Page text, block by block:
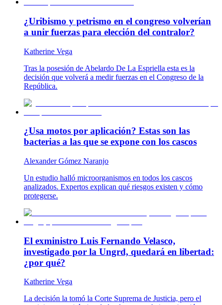
¿Uribismo y petrismo en el congreso volverían
a unir fuerzas para elección del contralor?
Katherine Vega
Tras la posesión de Abelardo De La Espriella esta es la
decisión que volverá a medir fuerzas en el Congreso de la
República.
¿Usa motos por aplicación? Estas son las
bacterias a las que se expone con los cascos
Alexander Gómez Naranjo
Un estudio halló microorganismos en todos los cascos
analizados. Expertos explican qué riesgos existen y cómo
protegerse.
El exministro Luis Fernando Velasco,
investigado por la Ungrd, quedará en libertad:
¿por qué?
Katherine Vega
La decisión la tomó la Corte Suprema de Justicia, pero el